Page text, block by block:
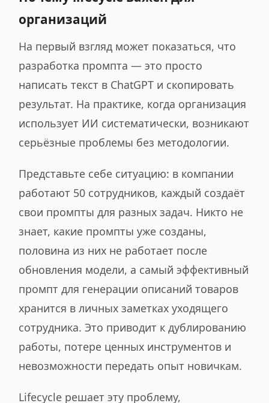
организаций
На первый взгляд может показаться, что
разработка промпта — это просто
написать текст в ChatGPT и скопировать
результат. На практике, когда организация
использует ИИ систематически, возникают
серьёзные проблемы без методологии.
Представьте себе ситуацию: в компании
работают 50 сотрудников, каждый создаёт
свои промпты для разных задач. Никто не
знает, какие промпты уже созданы,
половина из них не работает после
обновления модели, а самый эффективный
промпт для генерации описаний товаров
хранится в личных заметках уходящего
сотрудника. Это приводит к дублированию
работы, потере ценных инструментов и
невозможности передать опыт новичкам.
Lifecycle решает эту проблему,